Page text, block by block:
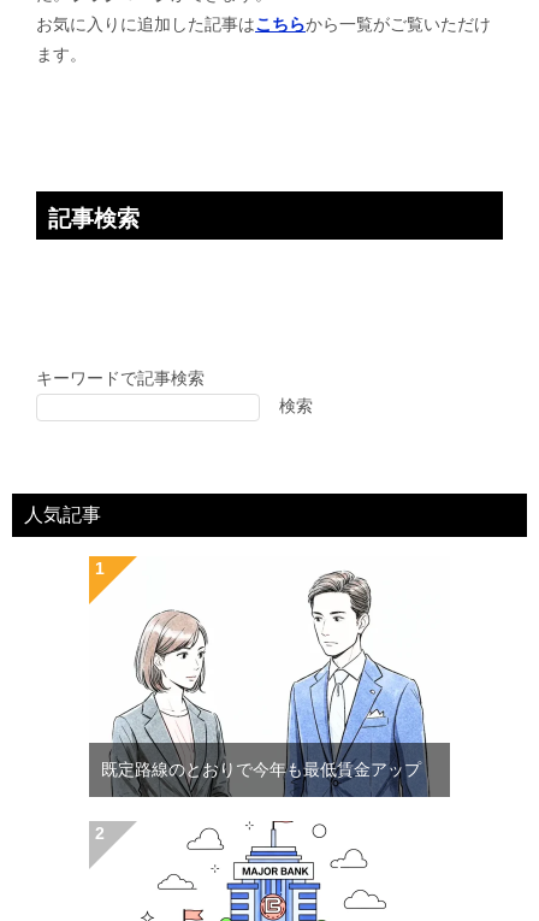
お気に入りに追加した記事はこちらから一覧がご覧いただけ
ます。
記事検索
キーワードで記事検索
検索
人気記事
既定路線のとおりで今年も最低賃金アップ